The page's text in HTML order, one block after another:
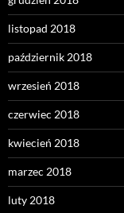
listopad 2018
październik 2018
wrzesień 2018
czerwiec 2018
kwiecień 2018
marzec 2018
luty 2018